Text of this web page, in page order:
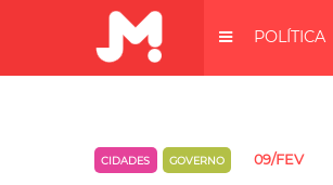
POLÍTICA
CIDADES GOVERNO 09/FEV